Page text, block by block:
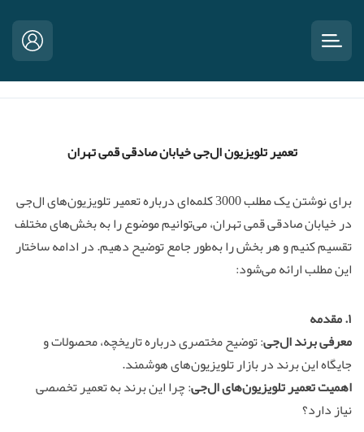
تعمیر تلویزیون ال‌جی خیابان صادقی قمی تهران
برای نوشتن یک مطلب 3000 کلمه‌ای درباره تعمیر تلویزیون‌های ال‌جی
در خیابان صادقی قمی تهران، می‌توانیم موضوع را به بخش‌های مختلف
تقسیم کنیم و هر بخش را به‌طور جامع توضیح دهیم. در ادامه ساختار
این مطلب ارائه می‌شود:
۱. مقدمه
معرفی برند ال‌جی: توضیح مختصری درباره تاریخچه، محصولات و
جایگاه این برند در بازار تلویزیون‌های هوشمند.
اهمیت تعمیر تلویزیون‌های ال‌جی: چرا این برند به تعمیر تخصصی
نیاز دارد؟